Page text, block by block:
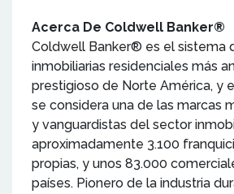
Acerca De Coldwell Banker®
Coldwell Banker® es el sistema
inmobiliarias residenciales más
prestigioso de Norte América, y
se considera una de las marcas
y vanguardistas del sector
aproximadamente 3.100
propias, y unos 83.000
países. Pionero de la industria